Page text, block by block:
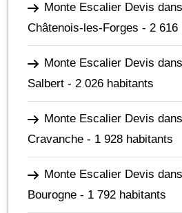
Monte Escalier Devis
Châtenois-les-Forges - 2 616
Monte Escalier Devis
Salbert - 2 026 habitants
Monte Escalier Devis
Cravanche - 1 928 habitants
Monte Escalier Devis
Bourogne - 1 792 habitants